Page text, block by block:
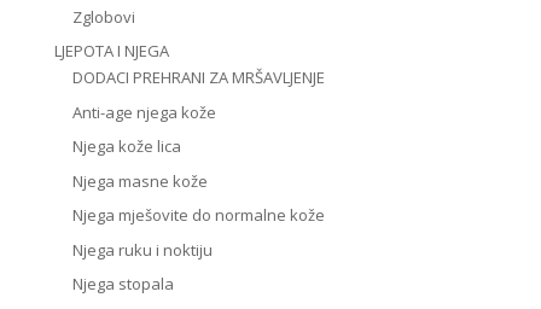
Zglobovi
LJEPOTA I NJEGA
DODACI PREHRANI ZA MRŠAVLJENJE
Anti-age njega kože
Njega kože lica
Njega masne kože
Njega mješovite do normalne kože
Njega ruku i noktiju
Njega stopala